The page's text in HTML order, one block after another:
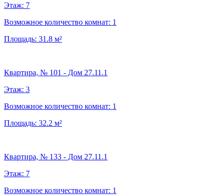
Этаж: 7
Возможное количество комнат: 1
Площадь: 31.8 м²
Квартира, № 101 - Дом 27.11.1
Этаж: 3
Возможное количество комнат: 1
Площадь: 32.2 м²
Квартира, № 133 - Дом 27.11.1
Этаж: 7
Возможное количество комнат: 1